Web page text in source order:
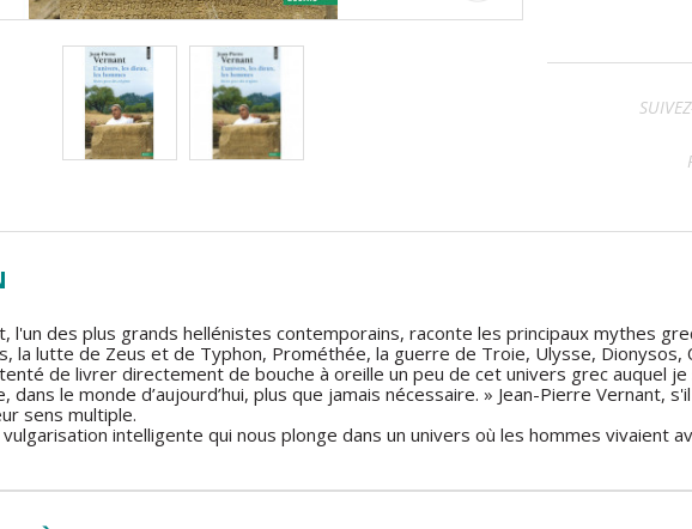
l'un des plus grands hellénistes contemporains, raconte les principaux mythes
la lutte de Zeus et de Typhon, Prométhée, la guerre de Troie, Ulysse,
tenté de livrer directement de bouche à oreille un peu de cet univers grec auquel
dans le monde d’aujourd’hui, plus que jamais nécessaire. » Jean-Pierre Vernant,
sens multiple.
intelligente qui nous plonge dans un univers où les hommes vivaient